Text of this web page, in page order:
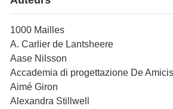
1000 Mailles
A. Carlier de Lantsheere
Aase Nilsson
Accademia di progettazione De
Aimé Giron
Alexandra Stillwell